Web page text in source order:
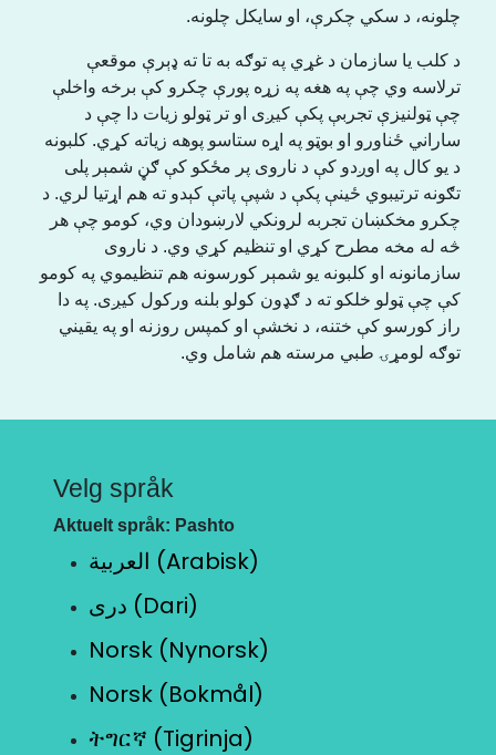
چلونه، د سکي چکرې، او سایکل چلونه.
د کلب یا سازمان د غړي په توګه به تا ته ډېرې موقعې
ترلاسه وي چې په هغه په زړه پورې چکرو کې برخه واخلې
چې ټولنیزې تجربې پکې کیږی او تر ټولو زیات دا چې د
ساراني ځناورو او بوټو په اړه ستاسو پوهه زیاته کړي. کلبونه
د یو کال په اوږدو کې د ناروی پر مځکو کې ګڼ شمېر پلی
تګونه ترتیبوي ځینې پکې د شپې پاتې کېدو ته هم اړتیا لري. د
چکرو مخکښان تجربه لرونکي لارښودان وي، کومو چې هر
څه له مخه مطرح کړي او تنظیم کړي وي. د ناروی
سازمانونه او کلبونه یو شمېر کورسونه هم تنظیموي په کومو
کې چې ټولو خلکو ته د ګډون کولو بلنه ورکول کیږی. په دا
راز کورسو کې ختنه، د نخشې او کمپس روزنه او په یقیني
توګه لومړۍ طبي مرسته هم شامل وي.
Velg språk
Aktuelt språk: Pashto
العربية (Arabisk)
دری (Dari)
Norsk (Nynorsk)
Norsk (Bokmål)
ትግርኛ (Tigrinja)